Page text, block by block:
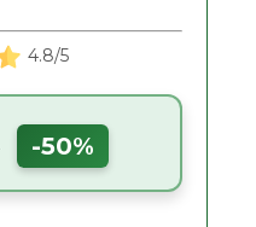
4.8/5
-50%